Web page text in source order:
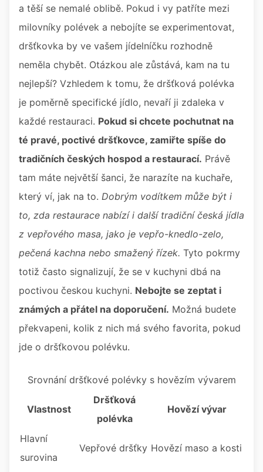
a těší se nemalé oblibě. Pokud i vy patříte mezi
milovníky polévek a nebojíte se experimentovat,
dršťkovka by ve vašem jídelníčku rozhodně
neměla chybět. Otázkou ale zůstává, kam na tu
nejlepší? Vzhledem k tomu, že dršťková polévka
je poměrně specifické jídlo, nevaří ji zdaleka v
každé restauraci. Pokud si chcete pochutnat na
té pravé, poctivé dršťkovce, zamiřte spíše do
tradičních českých hospod a restaurací. Právě
tam máte největší šanci, že narazíte na kuchaře,
který ví, jak na to. Dobrým vodítkem může být i
to, zda restaurace nabízí i další tradiční česká jídla
z vepřového masa, jako je vepřo-knedlo-zelo,
pečená kachna nebo smažený řízek. Tyto pokrmy
totiž často signalizují, že se v kuchyni dbá na
poctivou českou kuchyni. Nebojte se zeptat i
známých a přátel na doporučení. Možná budete
překvapeni, kolik z nich má svého favorita, pokud
jde o dršťkovou polévku.
Srovnání dršťkové polévky s hovězím vývarem
Vlastnost
Dršťková
polévka
Hovězí vývar
Hlavní
surovina
Vepřové dršťky Hovězí maso a kosti